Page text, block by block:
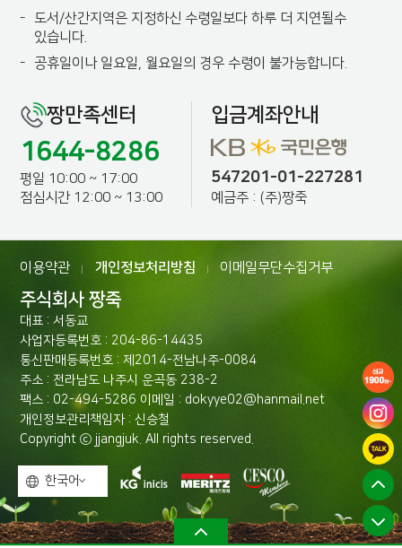
-
도서/산간지역은 지정하신 수령일보다 하루 더 지연될수
있습니다.
-
공휴일이나 일요일, 월요일의 경우 수령이 불가능합니다.
짱만족센터
1644-8286
평일 10:00 ~ 17:00
점심시간 12:00 ~ 13:00
입금계좌안내
547201-01-227281
예금주 : (주)짱죽
이용약관 개인정보처리방침 이메일무단수집거부
주식회사 짱죽
대표 : 서동교
사업자등록번호 : 204-86-14435
통신판매등록번호 : 제2014-전남나주-0084
주소 : 전라남도 나주시 운곡동 238-2
팩스 : 02-494-5286 이메일 : dokyye02@hanmail.net
개인정보관리책임자 : 신승철
Copyright ⓒ jjangjuk. All rights reserved.
한국어